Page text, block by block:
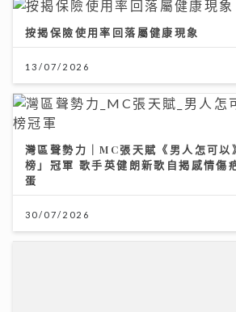
按揭保險使用率回落屬健康現象
13/07/2026
灣區聲勢力｜MC張天賦《男人怎可以
榜」冠軍 歌手英健朗新歌自揭感情傷
蛋
30/07/2026